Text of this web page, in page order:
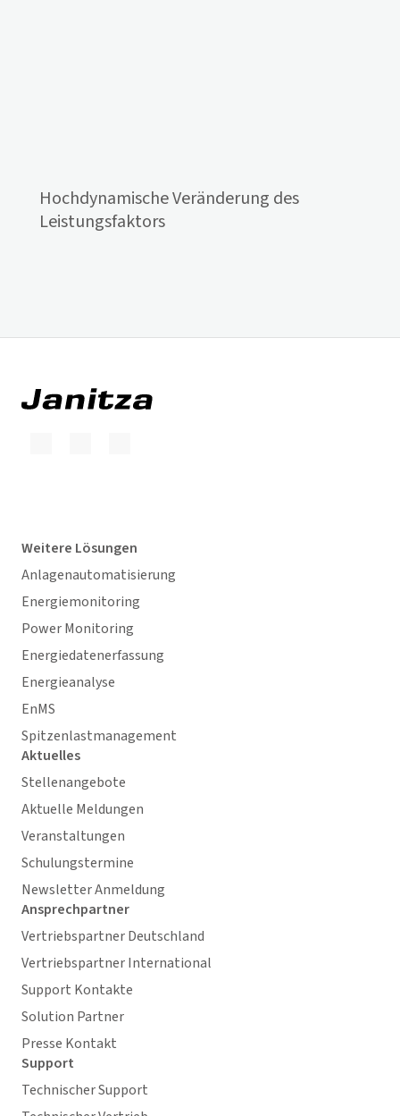
Hochdynamische Veränderung des
Leistungsfaktors
Weitere Lösungen
Anlagenautomatisierung
Energiemonitoring
Power Monitoring
Energiedatenerfassung
Energieanalyse
EnMS
Spitzenlastmanagement
Aktuelles
Stellenangebote
Aktuelle Meldungen
Veranstaltungen
Schulungstermine
Newsletter Anmeldung
Ansprechpartner
Vertriebspartner Deutschland
Vertriebspartner International
Support Kontakte
Solution Partner
Presse Kontakt
Support
Technischer Support